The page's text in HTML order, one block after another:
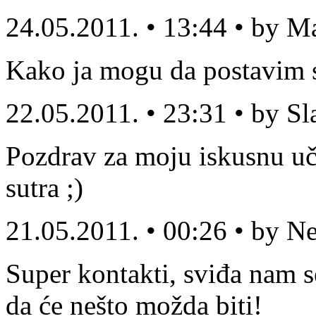
24.05.2011. • 13:44 • by
Kako ja mogu da
22.05.2011. • 23:31 • by
Pozdrav za moju iskusnu
sutra ;)
21.05.2011. • 00:26 • by
Super kontakti, sviđa nam
da će nešto možda biti!